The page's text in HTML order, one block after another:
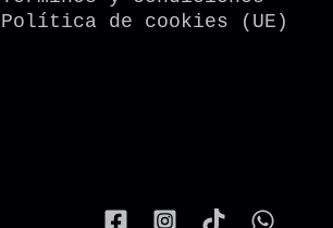
Política de cookies (UE)